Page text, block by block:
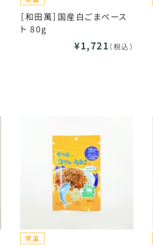
［和田萬］国産白ごまペース
ト 80g
¥1,721（税込）